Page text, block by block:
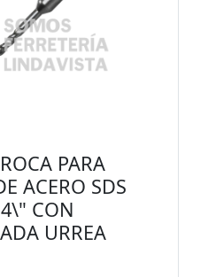
PARA
ACERO SDS
CON
URREA